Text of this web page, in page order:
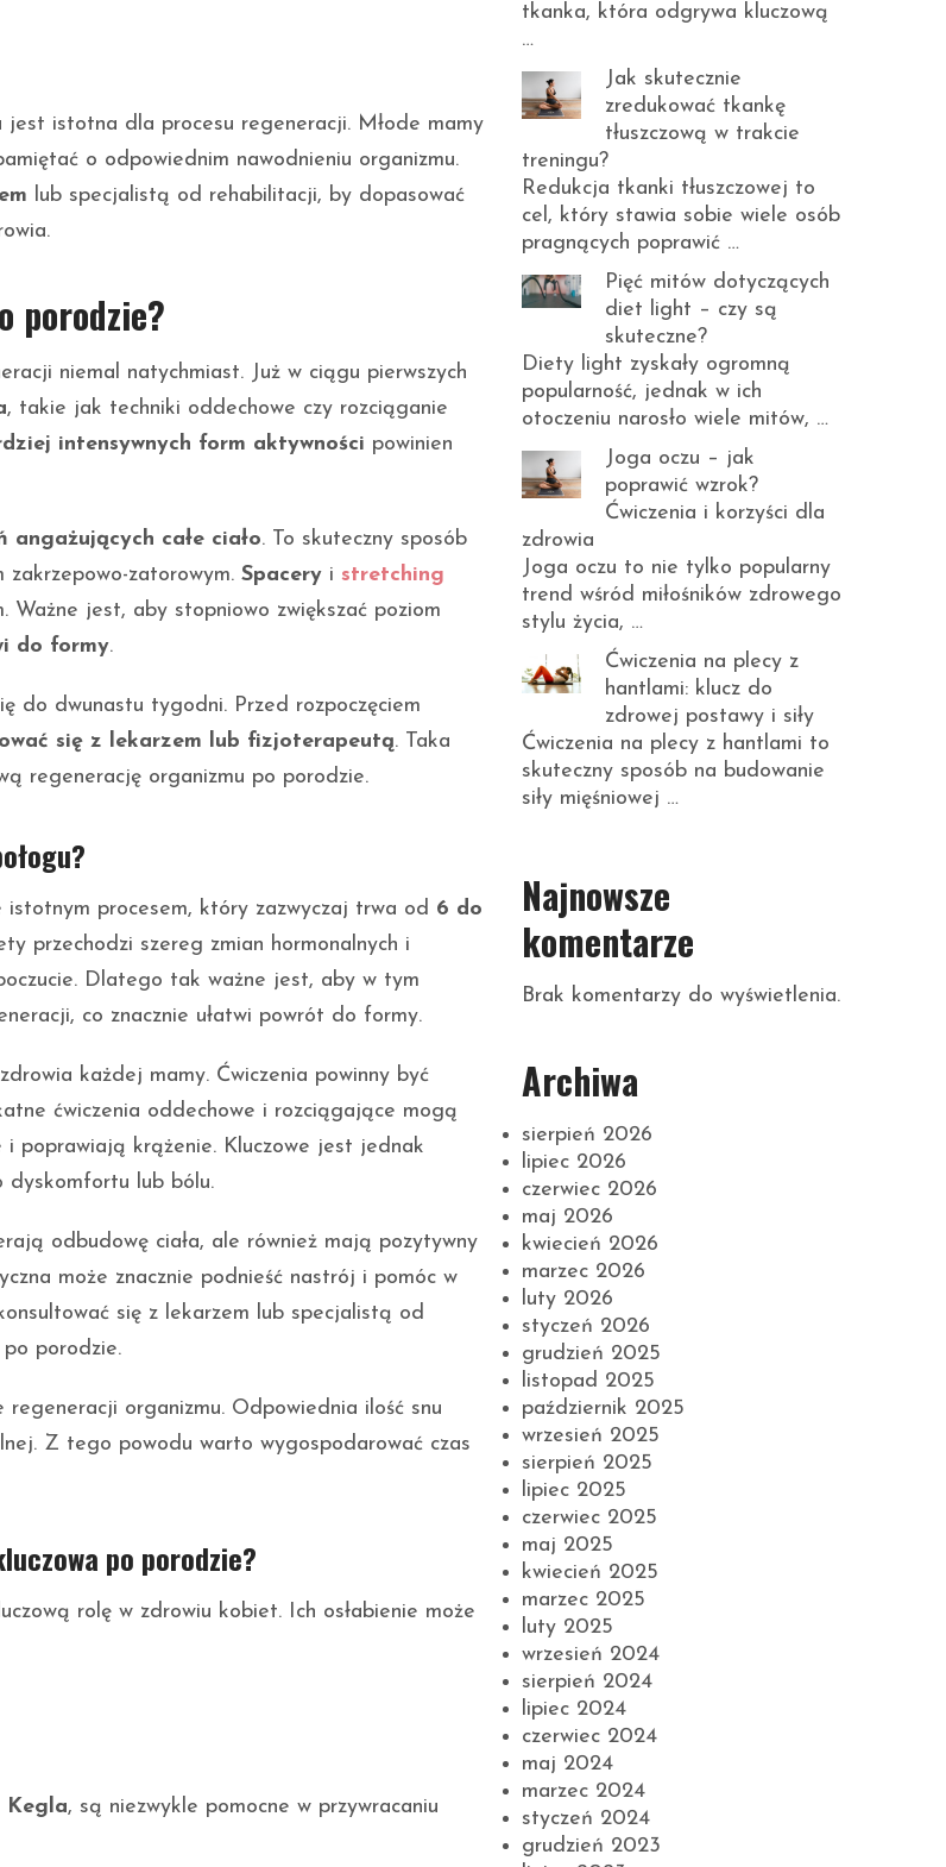
jest istotna dla procesu regeneracji. Młode mamy
o odpowiednim nawodnieniu organizmu.
lub specjalistą od rehabilitacji, by dopasować
porodzie?
niemal natychmiast. Już w ciągu pierwszych
, takie jak techniki oddechowe czy rozciąganie
intensywnych form aktywności powinien
angażujących całe ciało. To skuteczny sposób
zakrzepowo-zatorowym. Spacery i stretching
Ważne jest, aby stopniowo zwiększać poziom
do formy.
do dwunastu tygodni. Przed rozpoczęciem
się z lekarzem lub fizjoterapeutą. Taka
regenerację organizmu po porodzie.
istotnym procesem, który zazwyczaj trwa od 6 do
przechodzi szereg zmian hormonalnych i
Dlatego tak ważne jest, aby w tym
co znacznie ułatwi powrót do formy.
każdej mamy. Ćwiczenia powinny być
ćwiczenia oddechowe i rozciągające mogą
i poprawiają krążenie. Kluczowe jest jednak
dyskomfortu lub bólu.
odbudowę ciała, ale również mają pozytywny
może znacznie podnieść nastrój i pomóc w
się z lekarzem lub specjalistą od
porodzie.
organizmu. Odpowiednia ilość snu
Z tego powodu warto wygospodarować czas
po porodzie?
rolę w zdrowiu kobiet. Ich osłabienie może
Kegla, są niezwykle pomocne w przywracaniu
tkanka, która odgrywa kluczową
…
Jak skutecznie
zredukować tkankę
tłuszczową w trakcie
treningu?
Redukcja tkanki tłuszczowej to
cel, który stawia sobie wiele osób
pragnących poprawić …
Pięć mitów dotyczących
diet light – czy są
skuteczne?
Diety light zyskały ogromną
popularność, jednak w ich
otoczeniu narosło wiele mitów, …
Joga oczu – jak
poprawić wzrok?
Ćwiczenia i korzyści dla
zdrowia
Joga oczu to nie tylko popularny
trend wśród miłośników zdrowego
stylu życia, …
Ćwiczenia na plecy z
hantlami: klucz do
zdrowej postawy i siły
Ćwiczenia na plecy z hantlami to
skuteczny sposób na budowanie
siły mięśniowej …
Najnowsze
komentarze
Brak komentarzy do wyświetlenia.
Archiwa
sierpień 2026
lipiec 2026
czerwiec 2026
maj 2026
kwiecień 2026
marzec 2026
luty 2026
styczeń 2026
grudzień 2025
listopad 2025
październik 2025
wrzesień 2025
sierpień 2025
lipiec 2025
czerwiec 2025
maj 2025
kwiecień 2025
marzec 2025
luty 2025
wrzesień 2024
sierpień 2024
lipiec 2024
czerwiec 2024
maj 2024
marzec 2024
styczeń 2024
grudzień 2023